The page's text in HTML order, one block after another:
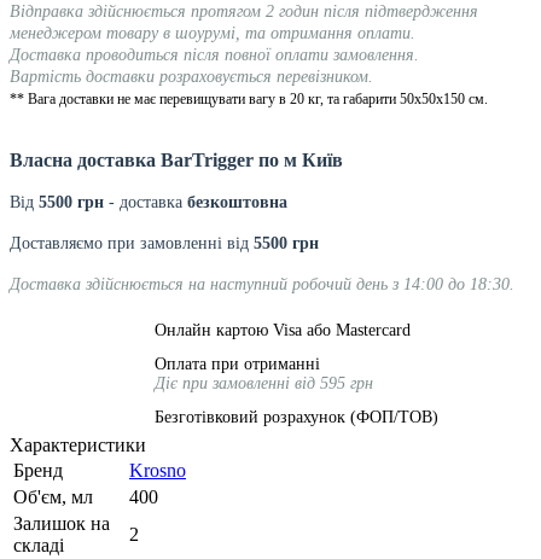
Відправка здійснюється протягом 2 годин після підтвердження
менеджером товару в шоурумі, та отримання оплати.
Доставка проводиться після повної оплати замовлення.
Вартість доставки розраховується перевізником.
** Вага доставки не має перевищувати вагу в 20 кг, та габарити 50х50х150 см.
Власна доставка BarTrigger по м Київ
Від 5500 грн - доставка безкоштовна
Доставляємо при замовленні від 5500 грн
Доставка здійснюється на наступний робочий день з 14:00 до 18:30.
Онлайн картою Visa або Mastercard
Оплата при отриманні
Діє при замовленні від 595 грн
Безготівковий розрахунок (ФОП/ТОВ)
Характеристики
Бренд
Krosno
Об'єм, мл
400
Залишок на
складі
2